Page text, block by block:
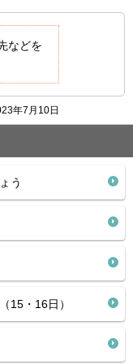
などを
年7月10日
う
15・16日）